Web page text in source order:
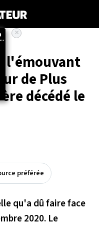
l'émouvant
de Plus
décédé le
préférée
qu'a dû faire face
2020. Le
×